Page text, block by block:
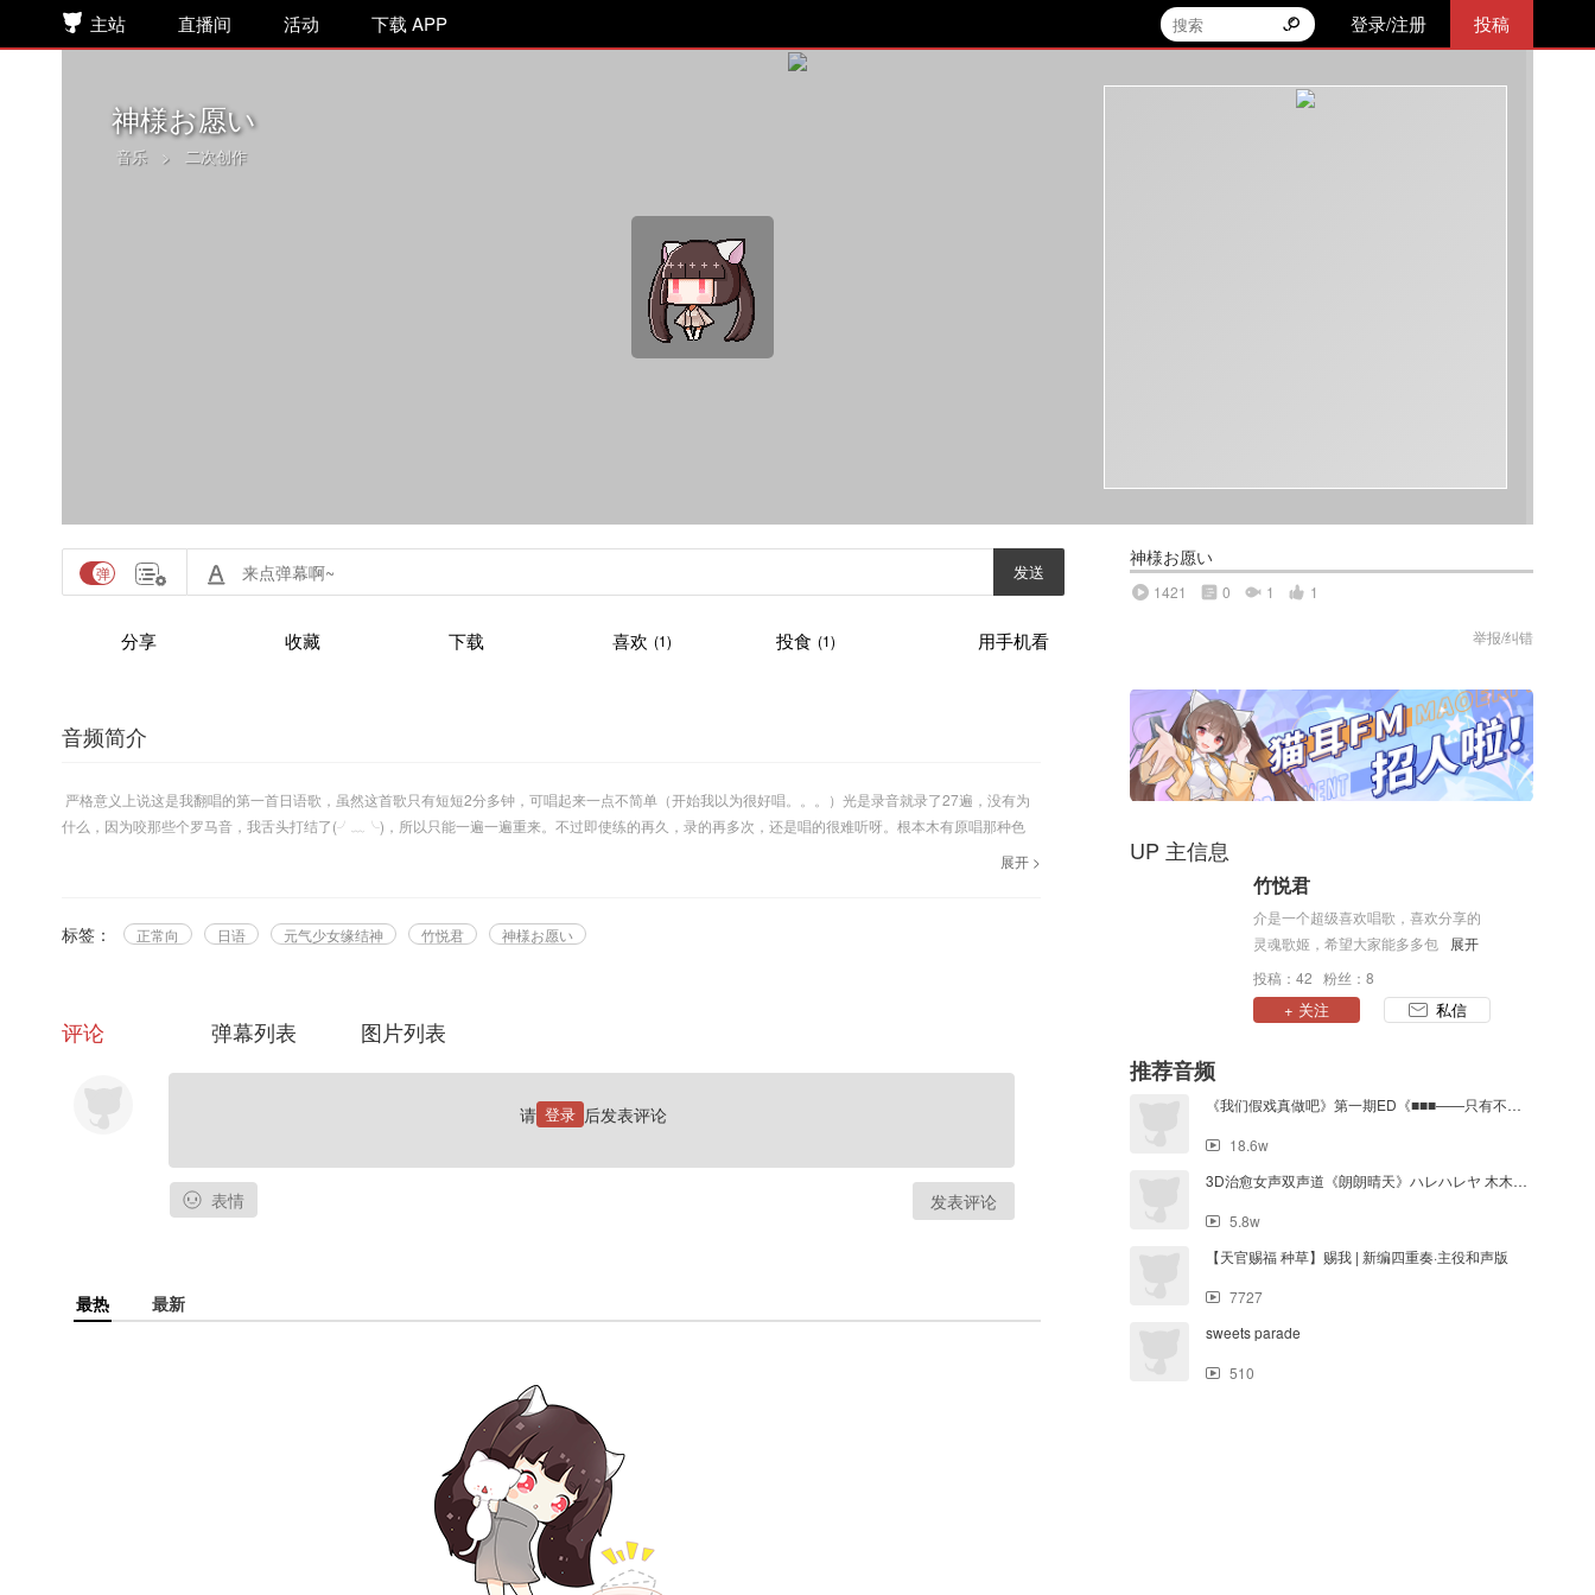
主站 直播间 活动 下载 APP 登录/注册 投稿
神様お愿い
音乐 > 二次创作
发送
分享 收藏 下载 喜欢 (1) 投食 (1) 用手机看
神様お愿い
1421 0 1 1
举报/纠错
音频简介
严格意义上说这是我翻唱的第一首日语歌，虽然这首歌只有短短2分多钟，可唱起来一点不简单（开始我以为很好唱。。。）光是录音就录了27遍，没有为
什么，因为咬那些个罗马音，我舌头打结了(╯﹏╰)，所以只能一遍一遍重来。不过即使练的再久，录的再多次，还是唱的很难听呀。根本木有原唱那种色
展开 >
标签： 正常向 日语 元气少女缘结神 竹悦君 神様お愿い
评论 弹幕列表 图片列表
请 登录 后发表评论
表情 发表评论
最热 最新
UP 主信息
竹悦君
介是一个超级喜欢唱歌，喜欢分享的
灵魂歌姬，希望大家能多多包涵(～￣
▽￣)～
展开
投稿：42 粉丝：8
+ 关注 私信
推荐音频
《我们假戏真做吧》第一期ED《■■■——只有不CJ的孩子才看不到叫什么哦也！》
18.6w
3D治愈女声双声道《朗朗晴天》ハレハレヤ 木木的3D音乐实验室
5.8w
【天官赐福 种草】赐我 | 新编四重奏·主役和声版
7727
sweets parade
510